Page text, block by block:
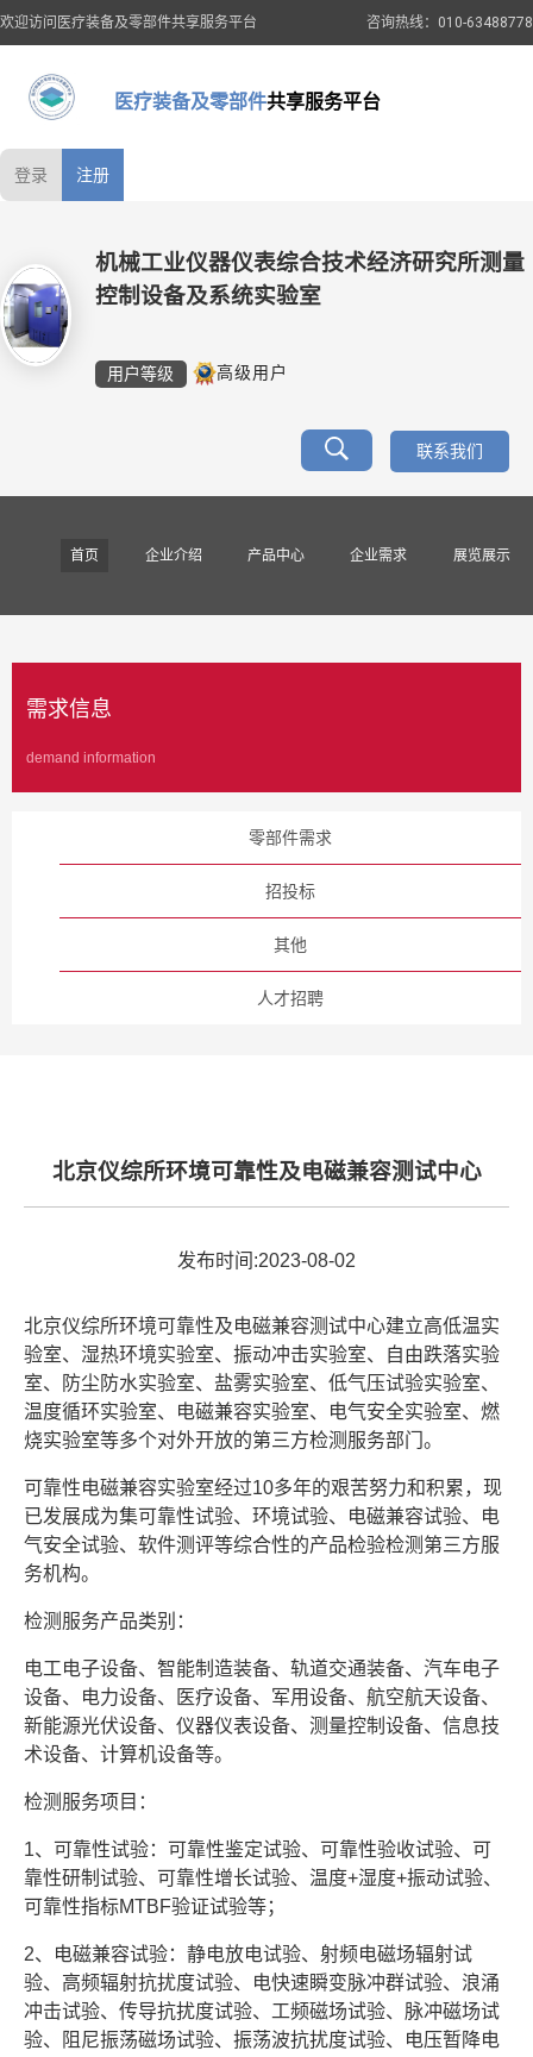
欢迎访问医疗装备及零部件共享服务平台 咨询热线：010-63488778
医疗装备及零部件共享服务平台
登录 注册
机械工业仪器仪表综合技术经济研究所测量
控制设备及系统实验室
用户等级 高级用户
联系我们
首页 企业介绍 产品中心 企业需求 展览展示
需求信息
demand information
零部件需求
招投标
其他
人才招聘
北京仪综所环境可靠性及电磁兼容测试中心
发布时间:2023-08-02
北京仪综所环境可靠性及电磁兼容测试中心建立高低温实
验室、湿热环境实验室、振动冲击实验室、自由跌落实验
室、防尘防水实验室、盐雾实验室、低气压试验实验室、
温度循环实验室、电磁兼容实验室、电气安全实验室、燃
烧实验室等多个对外开放的第三方检测服务部门。
可靠性电磁兼容实验室经过10多年的艰苦努力和积累，现
已发展成为集可靠性试验、环境试验、电磁兼容试验、电
气安全试验、软件测评等综合性的产品检验检测第三方服
务机构。
检测服务产品类别：
电工电子设备、智能制造装备、轨道交通装备、汽车电子
设备、电力设备、医疗设备、军用设备、航空航天设备、
新能源光伏设备、仪器仪表设备、测量控制设备、信息技
术设备、计算机设备等。
检测服务项目：
1、可靠性试验：可靠性鉴定试验、可靠性验收试验、可
靠性研制试验、可靠性增长试验、温度+湿度+振动试验、
可靠性指标MTBF验证试验等；
2、电磁兼容试验：静电放电试验、射频电磁场辐射试
验、高频辐射抗扰度试验、电快速瞬变脉冲群试验、浪涌
冲击试验、传导抗扰度试验、工频磁场试验、脉冲磁场试
验、阻尼振荡磁场试验、振荡波抗扰度试验、电压暂降电